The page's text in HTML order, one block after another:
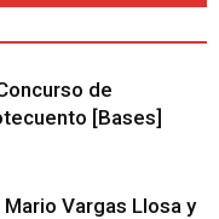
de
[Bases]
Vargas Llosa y